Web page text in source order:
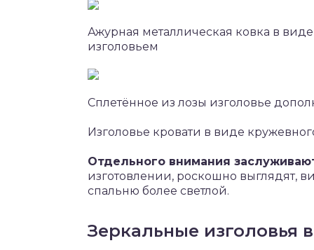
Ажурная металлическая ковка в
изголовьем
Сплетённое из лозы изголовье
Изголовье кровати в виде
Отдельного внимания
изготовлении, роскошно выглядят,
спальню более светлой.
Зеркальные изголовья